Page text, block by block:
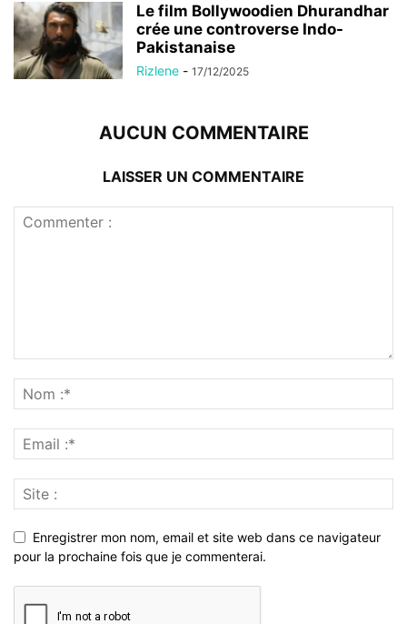
Le film Bollywoodien Dhurandhar
crée une controverse Indo-
Pakistanaise
Rizlene - 17/12/2025
AUCUN COMMENTAIRE
LAISSER UN COMMENTAIRE
Enregistrer mon nom, email et site web dans ce navigateur
pour la prochaine fois que je commenterai.